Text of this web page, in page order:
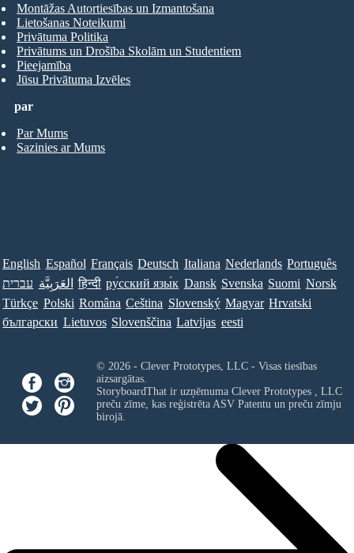
par
Par Mums
Sazinies ar Mums
Montāžas Autortiesības un Izmantošana
Lietošanas Noteikumi
Privātuma Politika
Privātums un Drošība Skolām un Studentiem
Pieejamība
Jūsu Privātuma Izvēles
English Español Français Deutsch Italiana Nederlands Português
עברית العَرَبِيَّة हिन्दी ру́сский язы́к Dansk Svenska Suomi Norsk
Türkçe Polski Româna Ceština Slovenský Magyar Hrvatski
български Lietuvos Slovenščina Latvijas eesti
© 2026 - Clever Prototypes, LLC - Visas tiesības
aizsargātas.
StoryboardThat ir uzņēmuma Clever Prototypes , LLC
preču zīme, kas reģistrēta ASV Patentu un preču zīmju
birojā.